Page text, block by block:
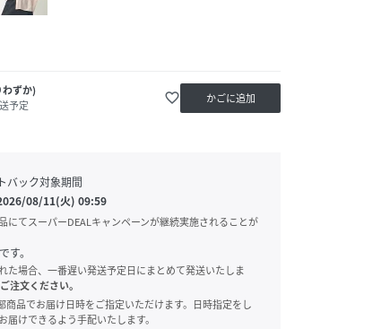
ずか)
予定
favorite_border かごに追加
バック対象期間
08/11(火) 09:59
てスーパーDEALキャンペーンが継続実施されることが
す。
た場合、一番遅い発送予定日にまとめて発送いたしま
注文ください。
品でお届け日時をご指定いただけます。日時指定をし
けできるよう手配いたします。